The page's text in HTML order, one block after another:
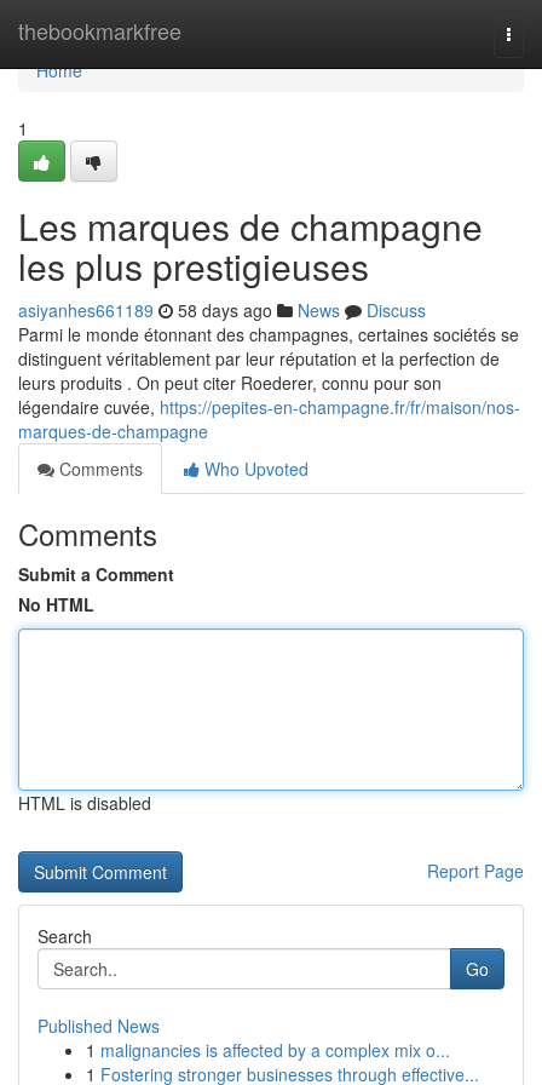
thebookmarkfree
Home
Home
1
Les marques de champagne
les plus prestigieuses
asiyanhes661189 58 days ago News
Discuss
Parmi le monde étonnant des champagnes, certaines sociétés se
distinguent véritablement par leur réputation et la perfection de
leurs produits . On peut citer Roederer, connu pour son
légendaire cuvée, https://pepites-en-champagne.fr/fr/maison/nos-
marques-de-champagne
Comments
Who Upvoted
Comments
Submit a Comment
No HTML
HTML is disabled
Report Page
Search
Go
Published News
1 malignancies is affected by a complex mix o...
1 Fostering stronger businesses through effective...